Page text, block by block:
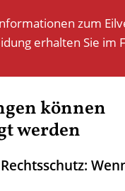
zum
erhalten Sie im
können
werden